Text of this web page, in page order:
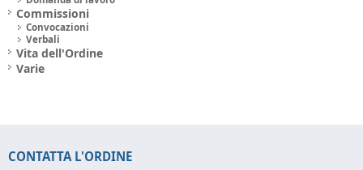
Commissioni
Convocazioni
Verbali
Vita dell'Ordine
Varie
CONTATTA L'ORDINE